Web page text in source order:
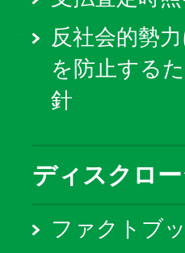
反社会的勢
を防止する
針
ディスクロ
ファクトブ